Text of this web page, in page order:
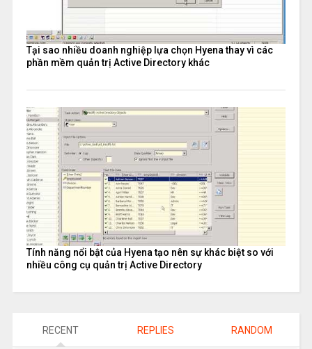
Tại sao nhiều doanh nghiệp lựa chọn Hyena thay vì các
phần mềm quản trị Active Directory khác
Tính năng nổi bật của Hyena tạo nên sự khác biệt so với
nhiều công cụ quản trị Active Directory
RECENT REPLIES RANDOM